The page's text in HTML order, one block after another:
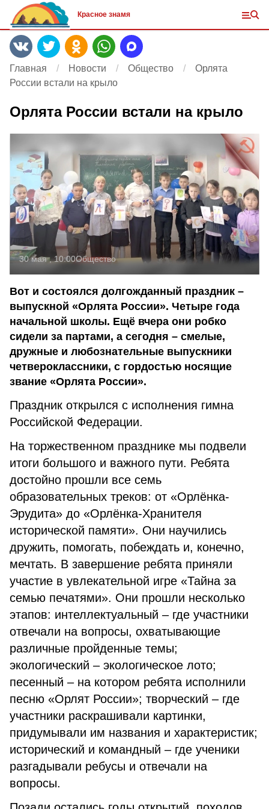
Красное знамя
Главная Новости Общество
Орлята
России встали на крыло
Орлята России встали на крыло
30 мая , 10:00Общество
Вот и состоялся долгожданный праздник –
выпускной «Орлята России». Четыре года
начальной школы. Ещё вчера они робко
сидели за партами, а сегодня – смелые,
дружные и любознательные выпускники
четвероклассники, с гордостью носящие
звание «Орлята России».
Праздник открылся с исполнения гимна
Российской Федерации.
На торжественном празднике мы подвели
итоги большого и важного пути. Ребята
достойно прошли все семь
образовательных треков: от «Орлёнка-
Эрудита» до «Орлёнка-Хранителя
исторической памяти». Они научились
дружить, помогать, побеждать и, конечно,
мечтать. В завершение ребята приняли
участие в увлекательной игре «Тайна за
семью печатями». Они прошли несколько
этапов: интеллектуальный – где участники
отвечали на вопросы, охватывающие
различные пройденные темы;
экологический – экологическое лото;
песенный – на котором ребята исполнили
песню «Орлят России»; творческий – где
участники раскрашивали картинки,
придумывали им названия и характеристик;
исторический и командный – где ученики
разгадывали ребусы и отвечали на
вопросы.